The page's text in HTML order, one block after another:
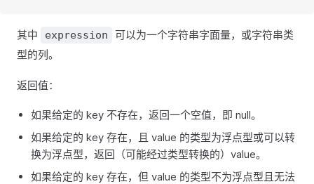
其中 expression
可以为一个字符串字面量，或字符串类
型的列。
返回值：
如果给定的 key 不存在，返回一个空值，即 null。
如果给定的 key 存在，且 value 的类型为浮点型或可以转
换为浮点型，返回（可能经过类型转换的）value。
如果给定的 key 存在，但 value 的类型不为浮点型且无法